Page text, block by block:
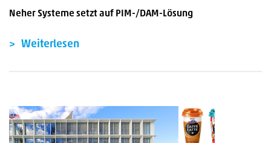
Neher Systeme setzt auf PIM-/DAM-Lösung
Weiterlesen